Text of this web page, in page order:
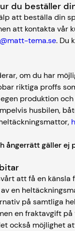
du beställer
att beställa din
att kontakta vår
tema.se. Du
om du har
riktiga proffs
produktion
husbilen,
ångerrätt gäller ej
att få en
av en
på samtliga
en fraktavgift
också möjlighet